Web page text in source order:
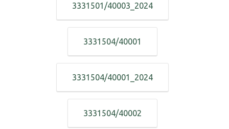
3331501/40003_2024
3331504/40001
3331504/40001_2024
3331504/40002